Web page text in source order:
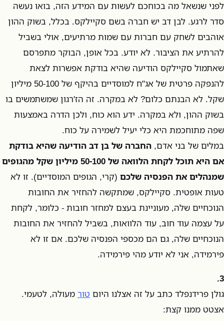
לפני שנשאל מה בכוחכם לעשות עם המידע הזה, בואו נעשה
סדר לרגע. לבן דב יש חברה בשם סקיילקס. בכלל, בשוק ההון
אוהבים לשחק עם חברות עם שמות מרתיעים, אולי בשביל
להרתיע את הציבור. לא יודע. בכל אופן, הבוקר מתפרסם
שאתמול סקיילקס הודיעה שהיא בודקת אפשרות לצאת
להנפקה פרטית של אג"ח למוסדיים בהיקף של 50-100 מיליון
שקל. לא הבנתם כלום? לא במקרה. זה הז'רגון שמשתמשים בו
בשוק ההון, ולא במקרה. ידע הוא כוח, ולכן הדרה באמצעות
שפה מתוחכמת היא כלי יעיל לשמירה על כוח.
במלים של בני אדם, החברה של בן דב הודיעה שהיא בודקת
אם היא תוכל לקחת הלוואה של 50-100 מיליון שקל מהגופים
שמנהלים את הפנסיה שלכם (קרי, הגופים המוסדיים). זו לא
טעות אופטית. סקיילקס, שמתקשה להחזיר את החובות
הנוכחיים שלה, מעוניינת בעצם למחזר חובות - כלומר, לקחת
על עצמה עוד חוב, עוד הלוואות, בשביל להחזיר את החובות
הנוכחיים שלה, גם הם מכספי הפנסיה שלכם. אם זו לא
פירמידה, אני לא יודע מהי פירמידה.
3.
גולן פרידנפלד כתב על זה אצלנו היום טור מעולה, לטעמי.
אצטט ממנו קצת: